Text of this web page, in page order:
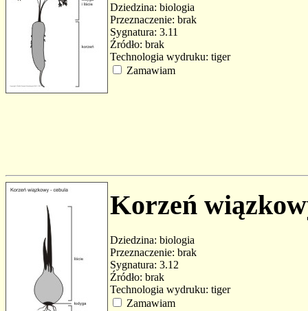
Dziedzina: biologia
Przeznaczenie: brak
Sygnatura: 3.11
Źródło: brak
Technologia wydruku: tiger
Zamawiam
Korzeń
Dziedzina: biologia
Przeznaczenie: brak
Sygnatura: 3.12
Źródło: brak
Technologia wydruku: tiger
Zamawiam